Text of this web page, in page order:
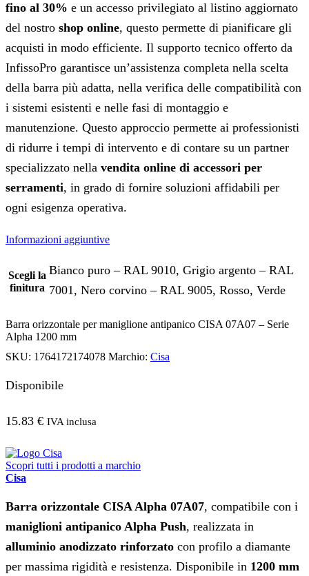
fino al 30% e un accesso privilegiato al listino aggiornato
del nostro shop online, questo permette di pianificare gli
acquisti in modo efficiente. Il supporto tecnico offerto da
InfissoPro garantisce un’assistenza completa nella scelta
della barra più adatta, nella verifica delle compatibilità con
i sistemi esistenti e nelle fasi di montaggio e
manutenzione. Questo approccio permette ai professionisti
di ridurre i tempi di intervento e di contare su un partner
specializzato nella vendita online di accessori per
serramenti, in grado di fornire soluzioni affidabili per
ogni esigenza operativa.
Informazioni aggiuntive
Scegli la
finitura
Bianco puro – RAL 9010, Grigio argento – RAL
7001, Nero corvino – RAL 9005, Rosso, Verde
Barra orizzontale per maniglione antipanico CISA 07A07 – Serie
Alpha 1200 mm
SKU: 1764172174078 Marchio: Cisa
Disponibile
15.83 € IVA inclusa
Scopri tutti i prodotti a marchio
Cisa
Barra orizzontale CISA Alpha 07A07, compatibile con i
maniglioni antipanico Alpha Push, realizzata in
alluminio anodizzato rinforzato con profilo a diamante
per massima rigidità e resistenza. Disponibile in 1200 mm